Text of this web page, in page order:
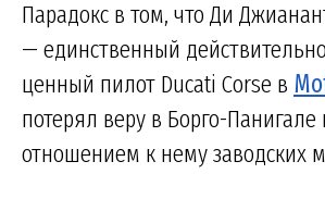
Парадокс в том, что Ди
— единственный
ценный пилот Ducati Corse в
потерял веру в Борго-Панигале
отношением к нему заводских